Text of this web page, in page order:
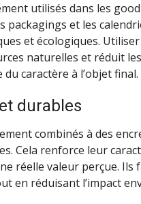
utilisés dans les
packagings et les
et écologiques.
naturelles et réduit
caractère à l’objet final.
durables
combinés à des
Cela renforce leur
réelle valeur perçue. Ils
en réduisant l’impact